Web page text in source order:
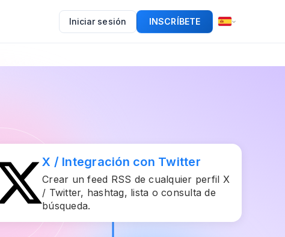
Iniciar sesión INSCRÍBETE
X / Integración con Twitter
Crear un feed RSS de cualquier perfil X
/ Twitter, hashtag, lista o consulta de
búsqueda.